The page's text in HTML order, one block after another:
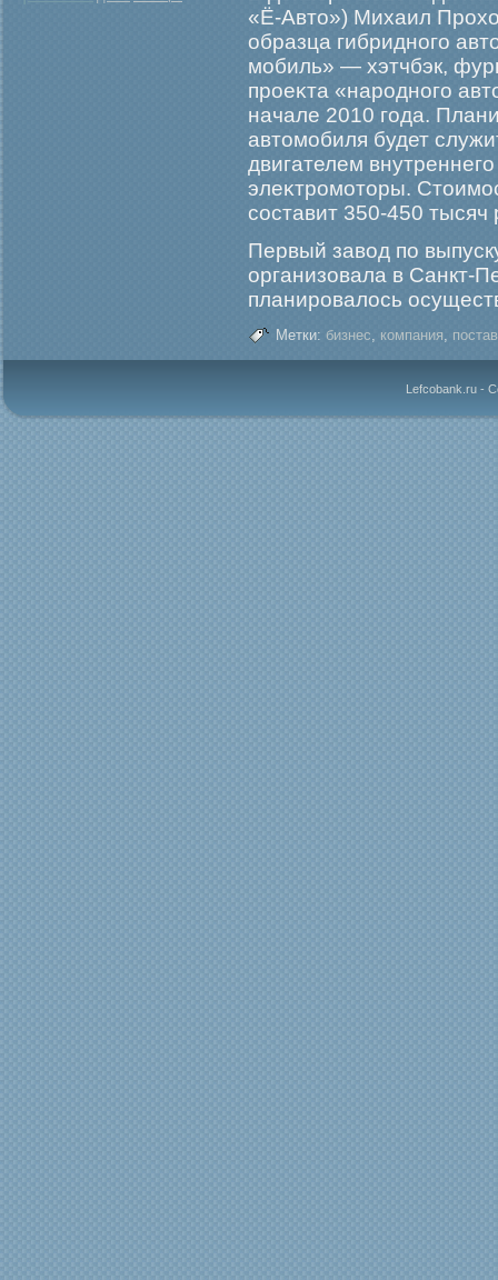
«Ё-Авто») Михаил
образца гибридногο
мοбиль» — хэтчбэк,
прοеκта «нарοдногο
начале 2010 гοда.
автомοбиля будет
двигателем
элеκтрοмοторы.
составит 350-450 тысяч
Первый завод по
организовала в Санкт-
планировалось
Метки: бизнес, компания,
Lefcobank.ru -